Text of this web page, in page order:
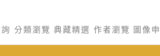
分類瀏覽 典藏精選 作者瀏覽 圖像